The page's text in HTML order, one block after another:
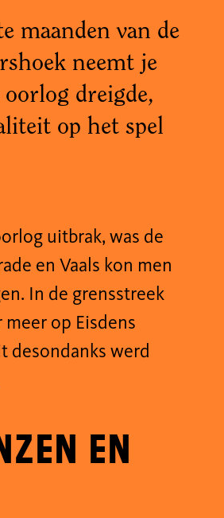
maanden van de
neemt je
dreigde,
op het spel
uitbrak, was de
en Vaals kon men
In de grensstreek
op Eisdens
desondanks werd
en